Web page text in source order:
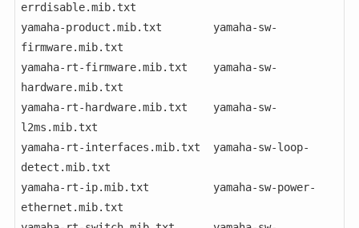
errdisable.mib.txt
yamaha-product.mib.txt        yamaha-sw-
firmware.mib.txt
yamaha-rt-firmware.mib.txt    yamaha-sw-
hardware.mib.txt
yamaha-rt-hardware.mib.txt    yamaha-sw-
l2ms.mib.txt
yamaha-rt-interfaces.mib.txt  yamaha-sw-loop-
detect.mib.txt
yamaha-rt-ip.mib.txt          yamaha-sw-power-
ethernet.mib.txt